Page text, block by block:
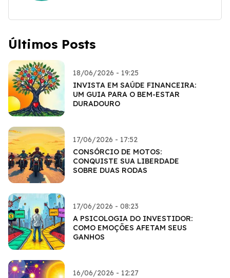
Últimos Posts
18/06/2026 - 19:25
INVISTA EM SAÚDE FINANCEIRA:
UM GUIA PARA O BEM-ESTAR
DURADOURO
17/06/2026 - 17:52
CONSÓRCIO DE MOTOS:
CONQUISTE SUA LIBERDADE
SOBRE DUAS RODAS
17/06/2026 - 08:23
A PSICOLOGIA DO INVESTIDOR:
COMO EMOÇÕES AFETAM SEUS
GANHOS
16/06/2026 - 12:27